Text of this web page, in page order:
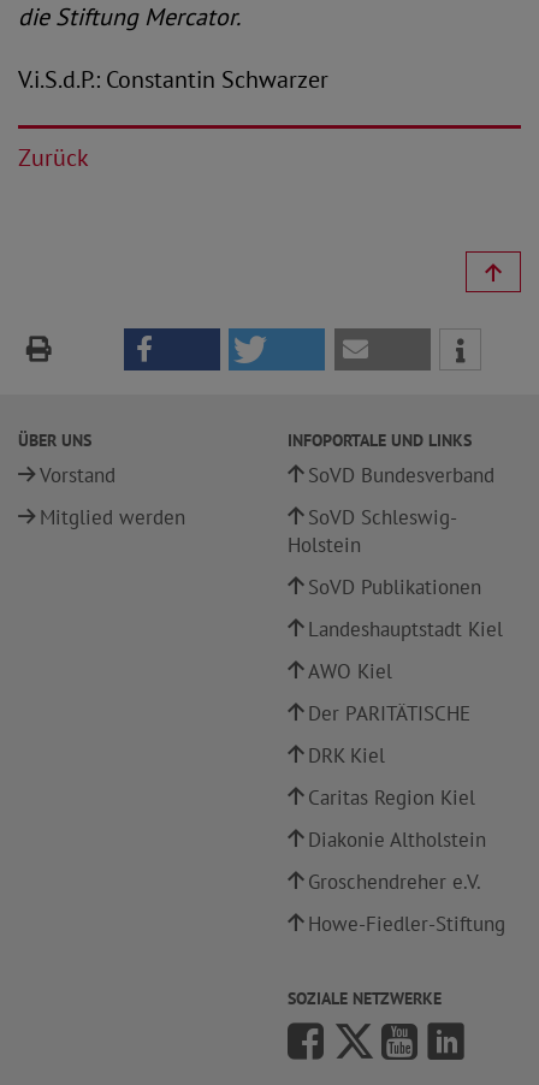
die Stiftung Mercator.
V.i.S.d.P.: Constantin Schwarzer
Zurück
ÜBER UNS
Vorstand
Mitglied werden
INFOPORTALE UND LINKS
SoVD Bundesverband
SoVD Schleswig-
Holstein
SoVD Publikationen
Landeshauptstadt Kiel
AWO Kiel
Der PARITÄTISCHE
DRK Kiel
Caritas Region Kiel
Diakonie Altholstein
Groschendreher e.V.
Howe-Fiedler-Stiftung
SOZIALE NETZWERKE